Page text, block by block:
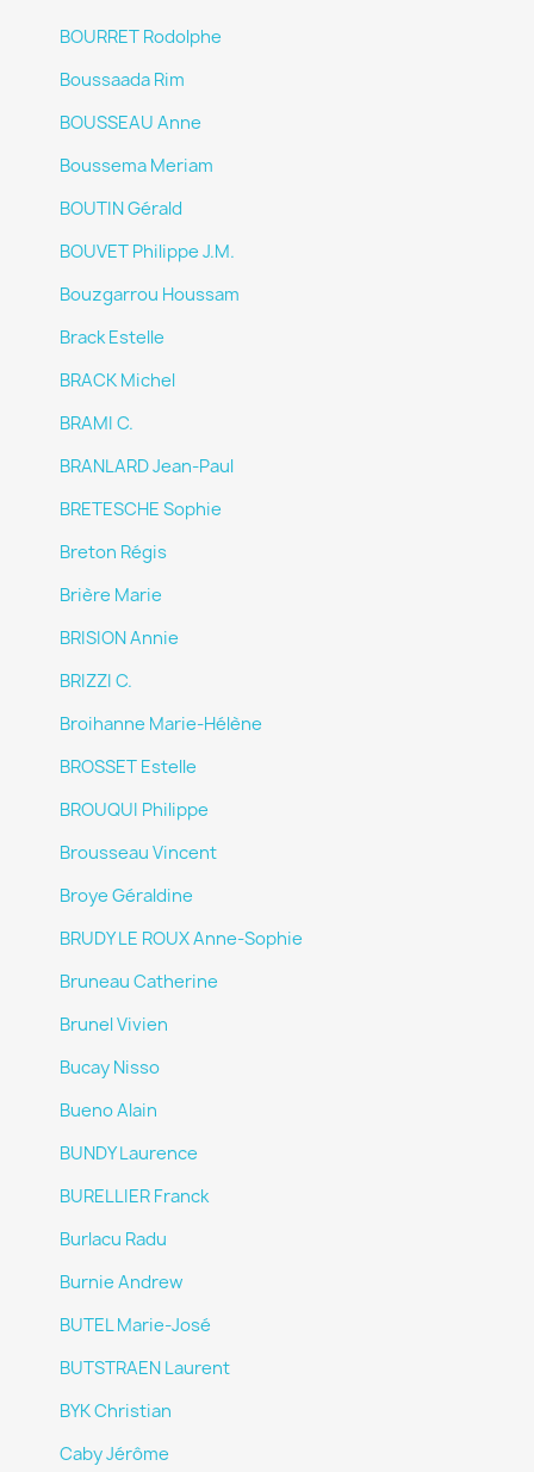
BOURRET Rodolphe
Boussaada Rim
BOUSSEAU Anne
Boussema Meriam
BOUTIN Gérald
BOUVET Philippe J.M.
Bouzgarrou Houssam
Brack Estelle
BRACK Michel
BRAMI C.
BRANLARD Jean-Paul
BRETESCHE Sophie
Breton Régis
Brière Marie
BRISION Annie
BRIZZI C.
Broihanne Marie-Hélène
BROSSET Estelle
BROUQUI Philippe
Brousseau Vincent
Broye Géraldine
BRUDY LE ROUX Anne-Sophie
Bruneau Catherine
Brunel Vivien
Bucay Nisso
Bueno Alain
BUNDY Laurence
BURELLIER Franck
Burlacu Radu
Burnie Andrew
BUTEL Marie-José
BUTSTRAEN Laurent
BYK Christian
Caby Jérôme